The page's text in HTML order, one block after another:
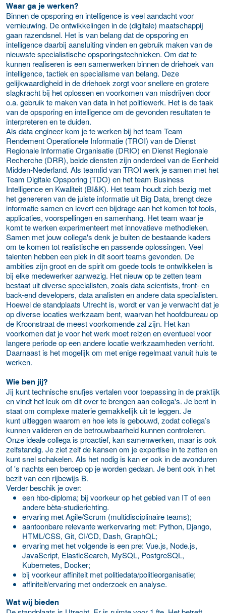
Waar ga je werken?
Binnen de opsporing en intelligence is veel aandacht voor
vernieuwing. De ontwikkelingen in de (digitale) maatschappij
gaan razendsnel. Het is van belang dat de opsporing en
intelligence daarbij aansluiting vinden en gebruik maken van de
nieuwste specialistische opsporingstechnieken. Om dat te
kunnen realiseren is een samenwerken binnen de driehoek van
intelligence, tactiek en specialisme van belang. Deze
gelijkwaardigheid in de driehoek zorgt voor snellere en grotere
slagkracht bij het oplossen en voorkomen van misdrijven door
o.a. gebruik te maken van data in het politiewerk. Het is de taak
van de opsporing en intelligence om de gevonden resultaten te
interpreteren en te duiden.
Als data engineer kom je te werken bij het team Team
Rendement Operationele Informatie (TROI) van de Dienst
Regionale Informatie Organisatie (DRIO) en Dienst Regionale
Recherche (DRR), beide diensten zijn onderdeel van de Eenheid
Midden-Nederland. Als teamlid van TROI werk je samen met het
Team Digitale Opsporing (TDO) en het team Business
Intelligence en Kwaliteit (BI&K). Het team houdt zich bezig met
het genereren van de juiste informatie uit Big Data, brengt deze
informatie samen en levert een bijdrage aan het komen tot tools,
applicaties, voorspellingen en samenhang. Het team waar je
komt te werken experimenteert met innovatieve methodieken.
Samen met jouw collega's denk je buiten de bestaande kaders
om te komen tot realistische en passende oplossingen. Veel
talenten hebben een plek in dit soort teams gevonden. De
ambities zijn groot en de spirit om goede tools te ontwikkelen is
bij elke medewerker aanwezig. Het nieuw op te zetten team
bestaat uit diverse specialisten, zoals data scientists, front- en
back-end developers, data analisten en andere data specialisten.
Hoewel de standplaats Utrecht is, wordt er van je verwacht dat je
op diverse locaties werkzaam bent, waarvan het hoofdbureau op
de Kroonstraat de meest voorkomende zal zijn. Het kan
voorkomen dat je voor het werk moet reizen en eventueel voor
langere periode op een andere locatie werkzaamheden verricht.
Daarnaast is het mogelijk om met enige regelmaat vanuit huis te
werken.
Wie ben jij?
Jij kunt technische snufjes vertalen voor toepassing in de praktijk
en vindt het leuk om dit over te brengen aan collega's. Je bent in
staat om complexe materie gemakkelijk uit te leggen. Je
kunt uitleggen waarom en hoe iets is gebouwd, zodat collega’s
kunnen valideren en de betrouwbaarheid kunnen controleren.
Onze ideale collega is proactief, kan samenwerken, maar is ook
zelfstandig. Je ziet zelf de kansen om je expertise in te zetten en
kunt snel schakelen. Als het nodig is kan er ook in de avonduren
of 's nachts een beroep op je worden gedaan. Je bent ook in het
bezit van een rijbewijs B.
Verder beschik je over:
een hbo-diploma; bij voorkeur op het gebied van IT of een
andere bèta-studierichting.
ervaring met Agile/Scrum (multidisciplinaire teams);
aantoonbare relevante werkervaring met: Python, Django,
HTML/CSS, Git, CI/CD, Dash, GraphQL;
ervaring met het volgende is een pre: Vue.js, Node.js,
JavaScript, ElasticSearch, MySQL, PostgreSQL,
Kubernetes, Docker;
bij voorkeur affiniteit met politiedata/politieorganisatie;
affiniteit/ervaring met onderzoek en analyse.
Wat wij bieden